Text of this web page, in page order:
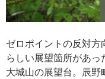
ゼロポイントの反対
らしい展望箇所があっ
大城山の展望台。辰野